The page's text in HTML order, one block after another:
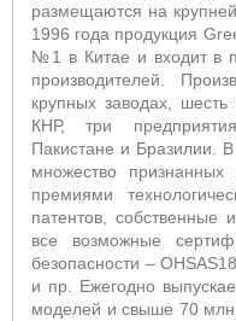
размещаются на
1996 года продукция
№1 в Китае и входит в
производителей.
крупных заводах,
КНР, три
Пакистане и Бразилии.
множество
премиями
патентов, собственные
все возможные
безопасности –
и пр. Ежегодно
моделей и свыше 70